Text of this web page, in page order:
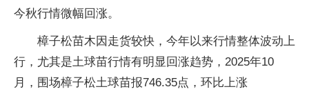
今秋行情微幅回涨。
樟子松苗木因走货较快，今年以来行情整体波动上
行，尤其是土球苗行情有明显回涨趋势，2025年10
月，围场樟子松土球苗报746.35点，环比上涨